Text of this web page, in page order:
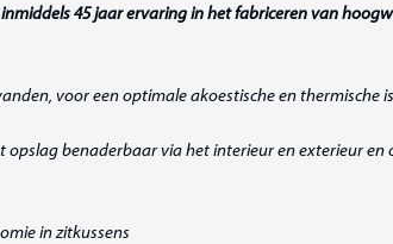
45 jaar ervaring in het fabriceren van
voor een optimale akoestische en thermische
benaderbaar via het interieur en exterieur
in zitkussens